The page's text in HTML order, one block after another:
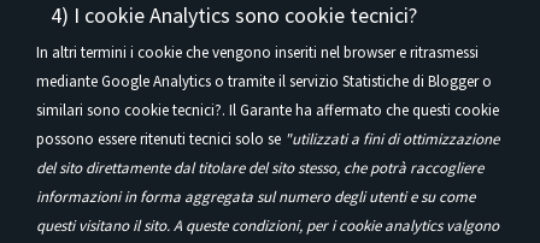
4) I cookie Analytics sono cookie tecnici?
In altri termini i cookie che vengono inseriti nel browser e ritrasmessi
mediante Google Analytics o tramite il servizio Statistiche di Blogger o
similari sono cookie tecnici?. Il Garante ha affermato che questi cookie
possono essere ritenuti tecnici solo se "utilizzati a fini di ottimizzazione
del sito direttamente dal titolare del sito stesso, che potrà raccogliere
informazioni in forma aggregata sul numero degli utenti e su come
questi visitano il sito. A queste condizioni, per i cookie analytics valgono